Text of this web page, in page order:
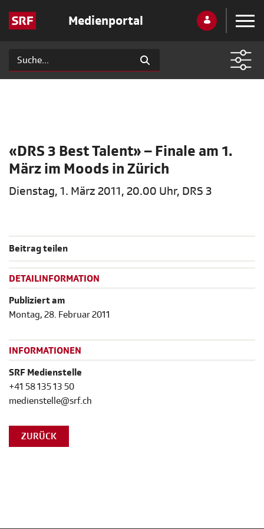
Medienportal
«DRS 3 Best Talent» – Finale am 1.
März im Moods in Zürich
Dienstag, 1. März 2011, 20.00 Uhr, DRS 3
Beitrag teilen
DETAILINFORMATION
Publiziert am
Montag, 28. Februar 2011
INFORMATIONEN
SRF Medienstelle
+41 58 135 13 50
medienstelle@srf.ch
ZURÜCK